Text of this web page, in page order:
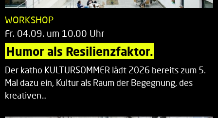
WORKSHOP
Fr. 04.09. um 10.00 Uhr
Humor als Resilienzfaktor.
Der katho KULTURSOMMER lädt 2026 bereits zum 5.
Mal dazu ein, Kultur als Raum der Begegnung, des
kreativen…